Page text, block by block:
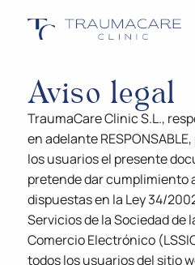
Aviso legal
TraumaCare Clinic S.L.,
en adelante
los usuarios el presente
pretende dar cumplimiento
dispuestas en la Ley 34/
Servicios de la Sociedad de
Comercio Electrónico
todos los usuarios del sitio